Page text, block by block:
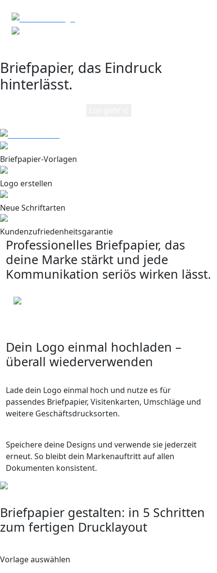
Briefpapier, das Eindruck
hinterlässt.
Briefpapier-Vorlagen
Logo erstellen
Neue Schriftarten
Kundenzufriedenheitsgarantie
Professionelles Briefpapier, das
deine Marke stärkt und jede
Kommunikation seriös wirken lässt.
Dein Logo einmal hochladen –
überall wiederverwenden
Lade dein Logo einmal hoch und nutze es für
passendes Briefpapier, Visitenkarten, Umschläge und
weitere Geschäftsdrucksorten.
Speichere deine Designs und verwende sie jederzeit
erneut. So bleibt dein Markenauftritt auf allen
Dokumenten konsistent.
Briefpapier gestalten: in 5 Schritten
zum fertigen Drucklayout
Vorlage auswählen